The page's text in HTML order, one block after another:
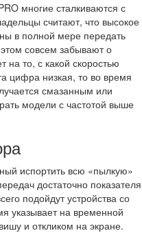
многие сталкиваются с
считают, что высокое
в полной мере передать
совсем забывают о
на то, с какой скоростью
цифра низкая, то во время
смазанным или
модели с частотой выше
испортить всю «пылкую»
достаточно показателя
подойдут устройства со
указывает на временной
и откликом на экране.